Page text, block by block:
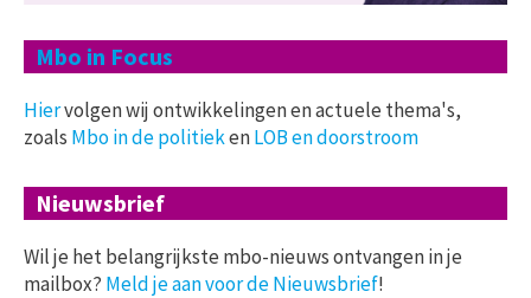
Mbo in Focus
Hiervolgen wij ontwikkelingen en actuele thema's,
zoals Mbo in de politiekenLOB en doorstroom
Nieuwsbrief
Wil je het belangrijkste mbo-nieuws ontvangen in je
mailbox? Meld je aan voor de Nieuwsbrief!